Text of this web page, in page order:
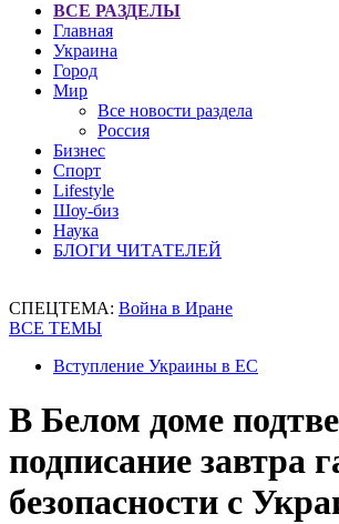
ВСЕ РАЗДЕЛЫ
Главная
Украина
Город
Мир
Все новости раздела
Россия
Бизнес
Спорт
Lifestyle
Шоу-биз
Наука
БЛОГИ ЧИТАТЕЛЕЙ
СПЕЦТЕМА: Война в Иране
ВСЕ ТЕМЫ
Вступление Украины в ЕС
В Белом доме
подписание завтра
безопасности с